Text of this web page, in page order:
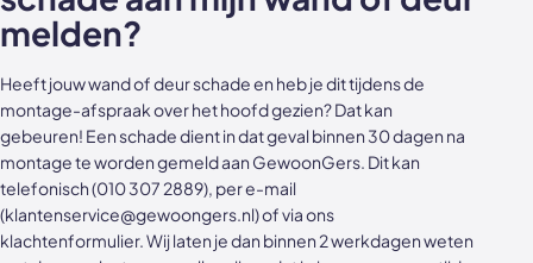
Deuren met kozijn
Schuifdeuren
Deur- wand combinaties
Wanden
Keuzehulp
Stalen deuren
Stalen opdekdeuren
Stalen taatsdeuren
Levering & betaling
Team
Vacatures
Terugbelafspraak
Offerte aanvragen
Showrooms
melden?
Heeft jouw wand of deur schade en heb je dit tijdens de
montage-afspraak over het hoofd gezien? Dat kan
gebeuren! Een schade dient in dat geval binnen 30 dagen na
montage te worden gemeld aan GewoonGers. Dit kan
telefonisch (010 307 2889), per e-mail
(klantenservice@gewoongers.nl) of via ons
klachtenformulier. Wij laten je dan binnen 2 werkdagen weten